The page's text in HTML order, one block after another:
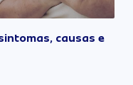
causas e